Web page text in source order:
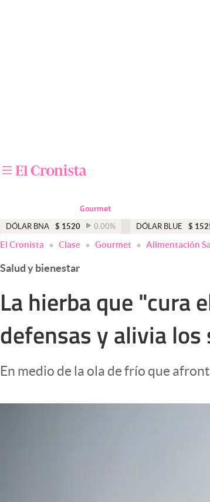
Otras secciones
Apertura
Infotechnology
Clase
Clima
Mundial 2026
Mediakit
Gourmet
DÓLAR BNA $ 1520 0.00% DÓLAR BLUE $
El Cronista Clase Gourmet Alimentación
Salud y bienestar
La hierba que "cura
defensas y alivia
En medio de la ola de frío que